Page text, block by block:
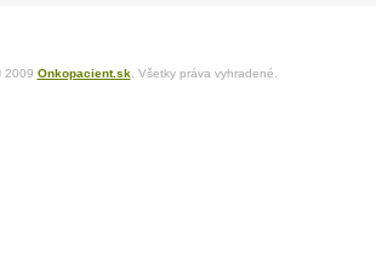
2009 Onkopacient.sk. Všetky práva vyhradené.